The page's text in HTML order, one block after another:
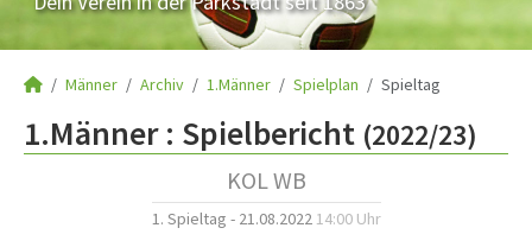
Männer Archiv 1.Männer Spielplan Spieltag
1.Männer : Spielbericht (2022/23)
KOL WB
1. Spieltag - 21.08.2022 14:00 Uhr